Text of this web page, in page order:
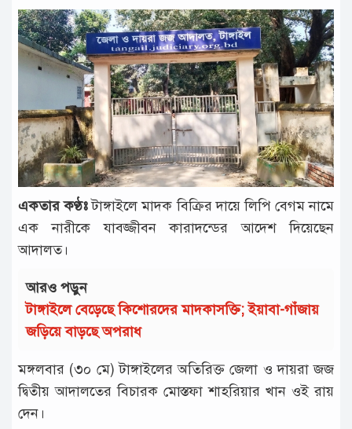
দেশের
খবর
আমাদের
আন্তর্জাতিক
রাজনীতি
অপরাধ
দুর্ঘটনা
বিনোদন
খেলাধুলা
চাকরি
অন্যান্য
একতার কণ্ঠঃটাঙ্গাইলে মাদক বিক্রির দায়ে লিপি বেগম নামে
এক নারীকে যাবজ্জীবন কারাদন্ডের আদেশ দিয়েছেন
আদালত।
আরও পড়ুন
টাঙ্গাইলে বেড়েছে কিশোরদের মাদকাসক্তি; ইয়াবা-গাঁজায়
জড়িয়ে বাড়ছে অপরাধ
মঙ্গলবার (৩০ মে) টাঙ্গাইলের অতিরিক্ত জেলা ও দায়রা জজ
দ্বিতীয় আদালতের বিচারক মোস্তফা শাহরিয়ার খান ওই রায়
দেন।